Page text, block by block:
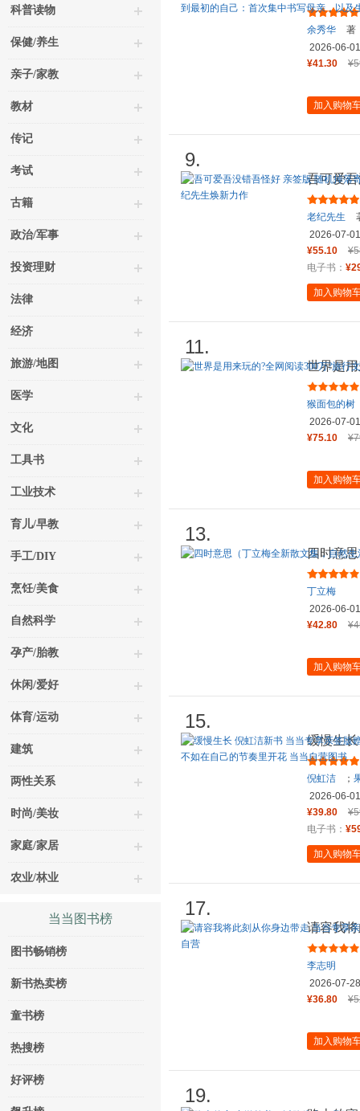
科普读物
保健/养生
亲子/家教
教材
传记
考试
古籍
政治/军事
投资理财
法律
经济
旅游/地图
医学
文化
工具书
工业技术
育儿/早教
手工/DIY
烹饪/美食
自然科学
孕产/胎教
休闲/爱好
体育/运动
建筑
两性关系
时尚/美妆
家庭/家居
农业/林业
当当图书榜
图书畅销榜
新书热卖榜
童书榜
热搜榜
好评榜
后，国
余秀华
著
2026-06-01
¥41.30
加入购物
9.
吾可爱
签绘 当
老纪先生
2026-07-01
¥55.10
电子书：
加入购物
11.
世界是
者猴面
猴面包的树
2026-07-01
¥75.10
加入购物
13.
四时意
写作集
丁立梅
2026-06-01
¥42.80
加入购物
15.
缓慢生
句书签
倪虹洁 ；
2026-06-01
¥39.80
电子书：
加入购物
17.
请容我
版 中文
李志明
2026-07-28
¥36.80
加入购物
19.